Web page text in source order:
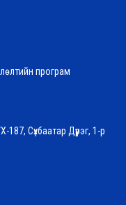
програм
Сүхбаатар Дүүрэг, 1-р